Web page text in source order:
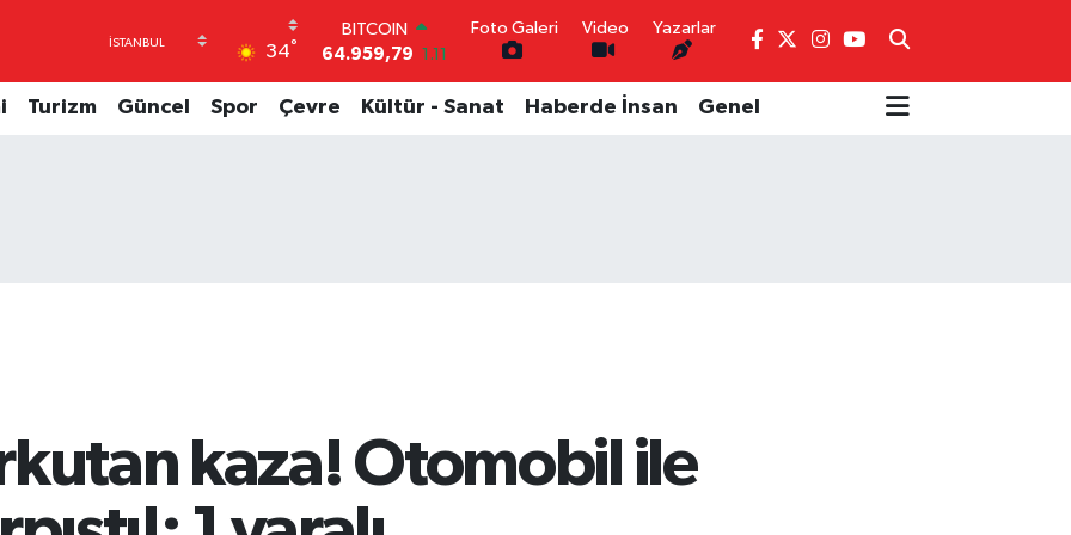
34°
DOLAR
47,7436 0.18
EURO
55,2510 0.32
Foto Galeri Video Yazarlar
Turizm Güncel Spor Çevre Kültür - Sanat Haberde İnsan Genel
kaza! Otomobil ile